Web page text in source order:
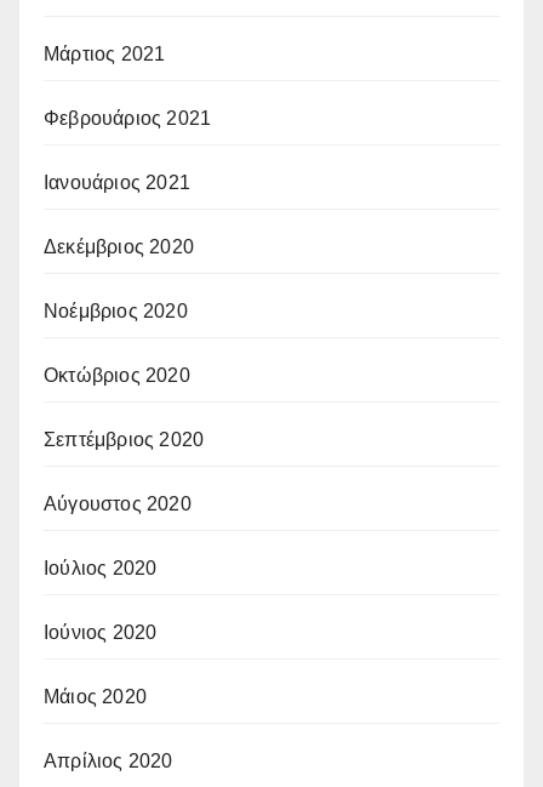
Μάρτιος 2021
Φεβρουάριος 2021
Ιανουάριος 2021
Δεκέμβριος 2020
Νοέμβριος 2020
Οκτώβριος 2020
Σεπτέμβριος 2020
Αύγουστος 2020
Ιούλιος 2020
Ιούνιος 2020
Μάιος 2020
Απρίλιος 2020